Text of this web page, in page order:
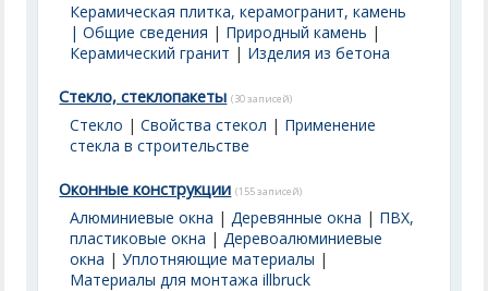
Керамическая плитка, керамогранит, камень
| Общие сведения | Природный камень |
Керамический гранит | Изделия из бетона
Стекло, стеклопакеты (30 записей)
Стекло |Свойства стекол | Применение
стекла в строительстве
Оконные конструкции (155 записей)
Алюминиевые окна |Деревянные окна | ПВХ,
пластиковые окна |Деревоалюминиевые
окна |Уплотняющие материалы |
Материалы для монтажа illbruck